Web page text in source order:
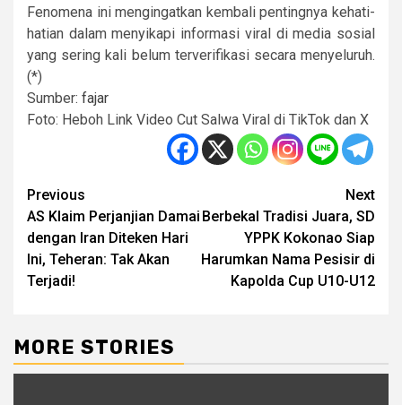
Fenomena ini mengingatkan kembali pentingnya kehati-
hatian dalam menyikapi informasi viral di media sosial
yang sering kali belum terverifikasi secara menyeluruh.
(*)
Sumber: fajar
Foto: Heboh Link Video Cut Salwa Viral di TikTok dan X
Post
navigation
Previous
AS Klaim Perjanjian Damai
dengan Iran Diteken Hari
Ini, Teheran: Tak Akan
Terjadi!
Next
Berbekal Tradisi Juara, SD
YPPK Kokonao Siap
Harumkan Nama Pesisir di
Kapolda Cup U10-U12
MORE STORIES